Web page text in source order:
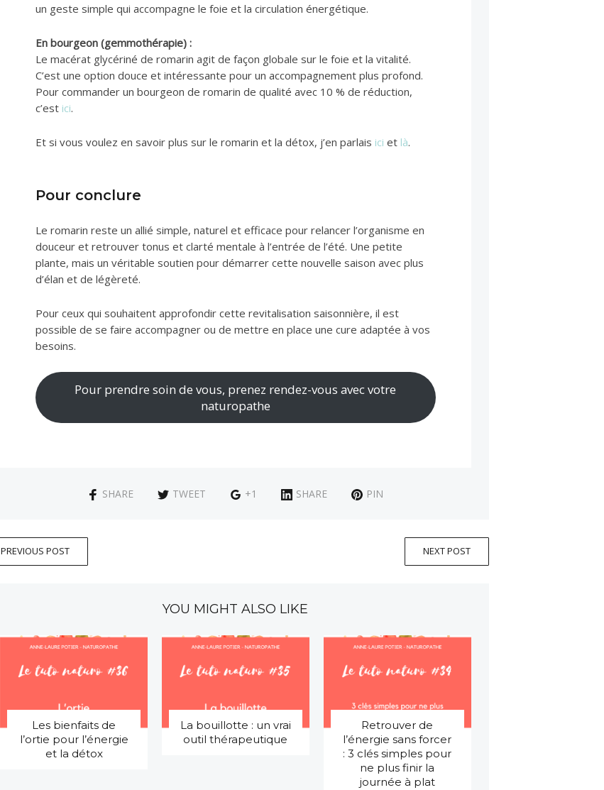
un geste simple qui accompagne le foie et la circulation énergétique.
En bourgeon (gemmothérapie) :
Le macérat glycériné de romarin agit de façon globale sur le foie et la vitalité.
C’est une option douce et intéressante pour un accompagnement plus profond.
Pour commander un bourgeon de romarin de qualité avec 10 % de réduction,
c’est ici.
Et si vous voulez en savoir plus sur le romarin et la détox, j’en parlais ici et là.
Pour conclure
Le romarin reste un allié simple, naturel et efficace pour relancer l’organisme en
douceur et retrouver tonus et clarté mentale à l’entrée de l’été. Une petite
plante, mais un véritable soutien pour démarrer cette nouvelle saison avec plus
d’élan et de légèreté.
Pour ceux qui souhaitent approfondir cette revitalisation saisonnière, il est
possible de se faire accompagner ou de mettre en place une cure adaptée à vos
besoins.
Pour prendre soin de vous, prenez rendez-vous avec votre
naturopathe
SHARE TWEET +1 SHARE PIN
PREVIOUS POST NEXT POST
YOU MIGHT ALSO LIKE
Les bienfaits de
l’ortie pour l’énergie
et la détox
La bouillotte : un vrai
outil thérapeutique
Retrouver de
l’énergie sans forcer
: 3 clés simples pour
ne plus finir la
journée à plat